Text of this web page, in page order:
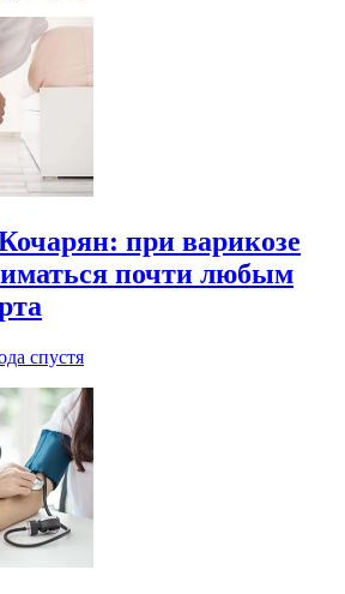
при варикозе
почти любым
спустя